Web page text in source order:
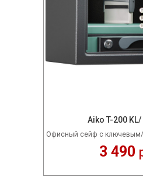
Aiko T-200 KL/
Офисный сейф с
3 490